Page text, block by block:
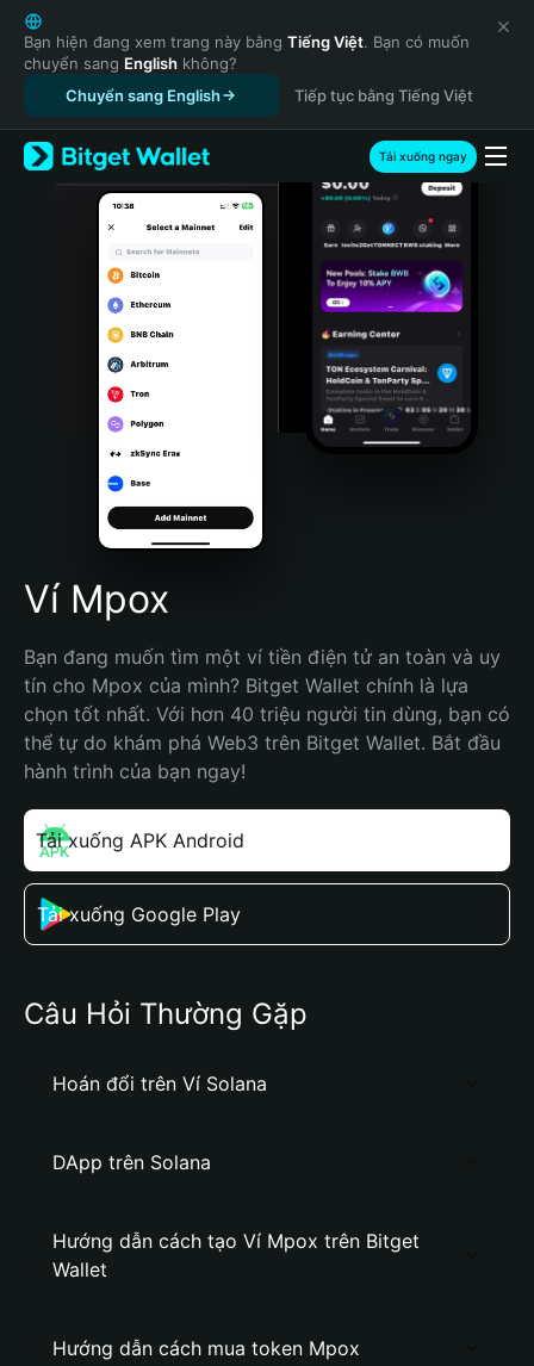
English
日本語
Tiếng Việt
Русский
Español (Latinoamérica)
Türkçe
Italiano
Português (Portugal)
Bahasa Indonesia
Português (Brasil)
Español (Argentina)
Bạn hiện đang xem trang này bằng Tiếng Việt. Bạn có muốn
chuyển sang English không?
Chuyển sang English
Tiếp tục bằng Tiếng Việt
Tải xuống ngay
Ví Mpox
Bạn đang muốn tìm một ví tiền điện tử an toàn và uy
tín cho Mpox của mình? Bitget Wallet chính là lựa
chọn tốt nhất. Với hơn 40 triệu người tin dùng, bạn có
thể tự do khám phá Web3 trên Bitget Wallet. Bắt đầu
hành trình của bạn ngay!
Tải xuống APK Android
Tải xuống Google Play
Câu Hỏi Thường Gặp
Hoán đổi trên Ví Solana
DApp trên Solana
Hướng dẫn cách tạo Ví Mpox trên Bitget
Wallet
Hướng dẫn cách mua token Mpox